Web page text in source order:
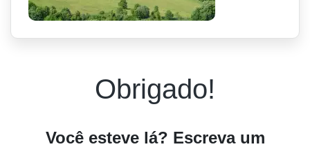
Obrigado!
Você esteve lá? Escreva um